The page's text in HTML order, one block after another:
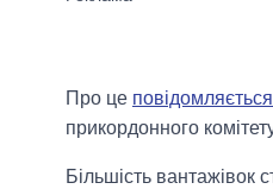
Про це повідомляється
прикордонного
Більшість вантажівок